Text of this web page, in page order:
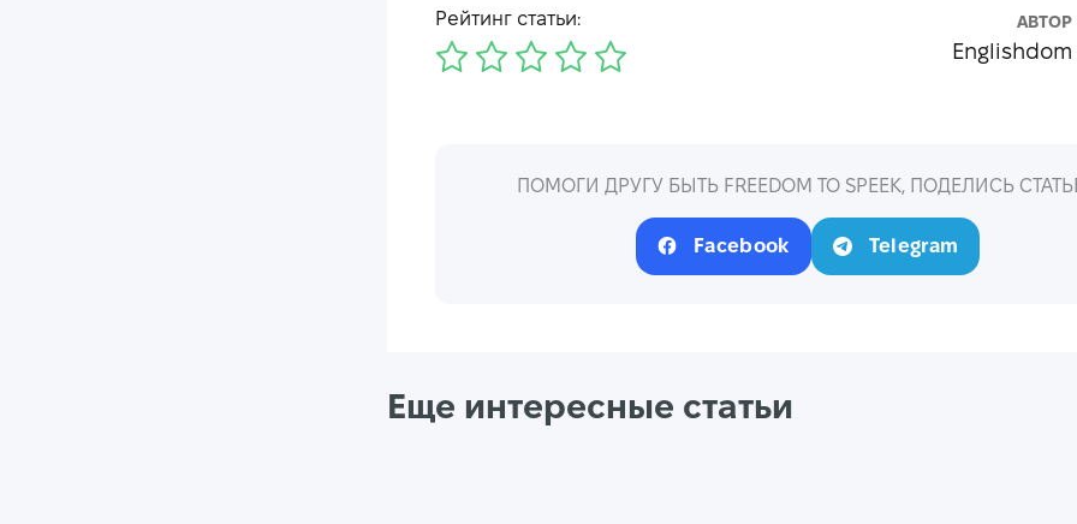
АВТОР
Englishdom
Рейтинг статьи:
ПОМОГИ ДРУГУ БЫТЬ FREEDOM TO SPEEK, ПОДЕЛИСЬ
Facebook Telegram
Еще интересные статьи